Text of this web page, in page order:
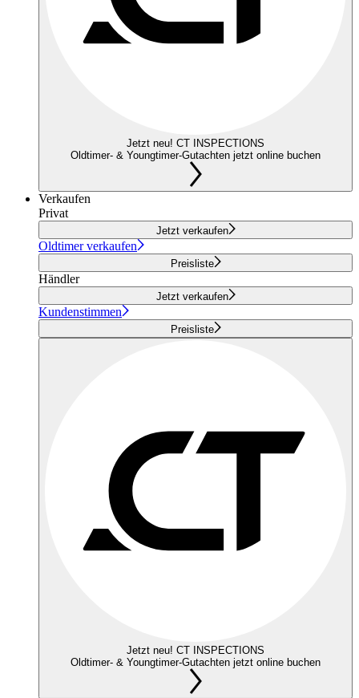
Jetzt neu! CT INSPECTIONS
Oldtimer- & Youngtimer-Gutachten jetzt online buchen
Verkaufen
Privat
Jetzt verkaufen
Oldtimer verkaufen
Preisliste
Händler
Jetzt verkaufen
Kundenstimmen
Preisliste
Jetzt neu! CT INSPECTIONS
Oldtimer- & Youngtimer-Gutachten jetzt online buchen